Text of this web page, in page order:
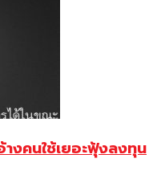
งคนใช้เยอะฟุ้งลงทุน